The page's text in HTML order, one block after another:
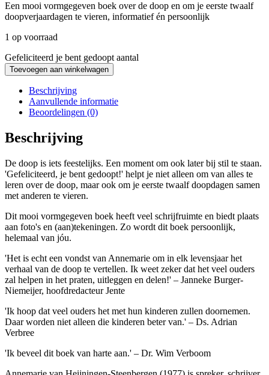
Een mooi vormgegeven boek over de doop en om je eerste twaalf
doopverjaardagen te vieren, informatief én persoonlijk
1 op voorraad
Gefeliciteerd je bent gedoopt aantal
Toevoegen aan winkelwagen
Beschrijving
Aanvullende informatie
Beoordelingen (0)
Beschrijving
De doop is iets feestelijks. Een moment om ook later bij stil te staan.
'Gefeliciteerd, je bent gedoopt!' helpt je niet alleen om van alles te
leren over de doop, maar ook om je eerste twaalf doopdagen samen
met anderen te vieren.
Dit mooi vormgegeven boek heeft veel schrijfruimte en biedt plaats
aan foto's en (aan)tekeningen. Zo wordt dit boek persoonlijk,
helemaal van jóu.
'Het is echt een vondst van Annemarie om in elk levensjaar het
verhaal van de doop te vertellen. Ik weet zeker dat het veel ouders
zal helpen in het praten, uitleggen en delen!' – Janneke Burger-
Niemeijer, hoofdredacteur Jente
'Ik hoop dat veel ouders het met hun kinderen zullen doornemen.
Daar worden niet alleen die kinderen beter van.' – Ds. Adrian
Verbree
'Ik beveel dit boek van harte aan.' – Dr. Wim Verboom